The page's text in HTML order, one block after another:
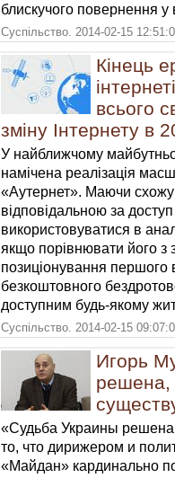
блискучого повернення у
Суспільство. 2014-02-15
Кінець
всього
зміну Інтернету в
У найближчому
намічена реалізація
«Аутернет». Маючи схожу
відповідальною за
використовуватися в
якщо порівнювати його з
позиціонування першого
безкоштовного
доступним будь-якому
Суспільство. 2014-02-15
Игорь
решена,
«Судьба Украины
то, что дирижером и
«Майдан» кардинально